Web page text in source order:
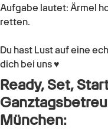
Aufgabe lautet: Ärmel
retten.
Du hast Lust auf eine
dich bei uns ♥
Ready, Set,
München: